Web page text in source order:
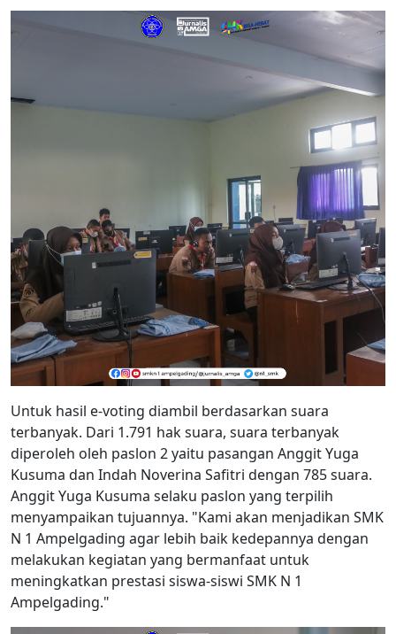
Untuk hasil e-voting diambil berdasarkan suara
terbanyak. Dari 1.791 hak suara, suara terbanyak
diperoleh oleh paslon 2 yaitu pasangan Anggit Yuga
Kusuma dan Indah Noverina Safitri dengan 785 suara.
Anggit Yuga Kusuma selaku paslon yang terpilih
menyampaikan tujuannya. "Kami akan menjadikan SMK
N 1 Ampelgading agar lebih baik kedepannya dengan
melakukan kegiatan yang bermanfaat untuk
meningkatkan prestasi siswa-siswi SMK N 1
Ampelgading."